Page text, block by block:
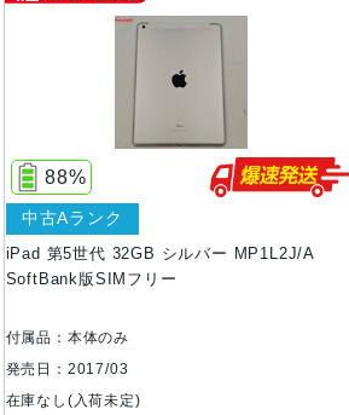
iPad 第5世代 32GB シルバー MP1L2J/A
SoftBank版SIMフリー
88%
中古Aランク
付属品：本体のみ
発売日：2017/03
在庫なし(入荷未定)